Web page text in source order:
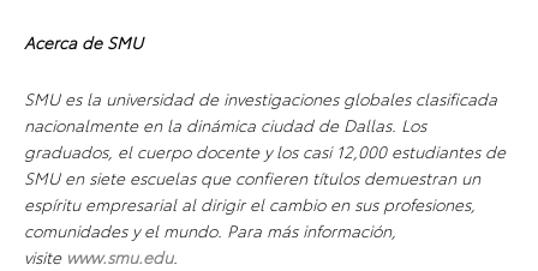
Acerca de SMU
SMU es la universidad de investigaciones globales clasificada
nacionalmente en la dinámica ciudad de Dallas. Los
graduados, el cuerpo docente y los casi 12,000 estudiantes de
SMU en siete escuelas que confieren títulos demuestran un
espíritu empresarial al dirigir el cambio en sus profesiones,
comunidades y el mundo. Para más información,
visite www.smu.edu.